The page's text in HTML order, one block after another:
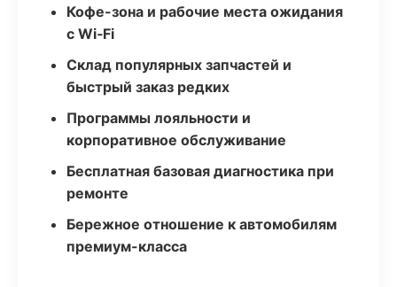
Кофе-зона и рабочие места ожидания
с Wi‑Fi
Склад популярных запчастей и
быстрый заказ редких
Программы лояльности и
корпоративное обслуживание
Бесплатная базовая диагностика при
ремонте
Бережное отношение к автомобилям
премиум-класса